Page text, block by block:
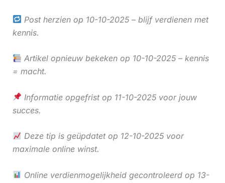
Post herzien op 10-10-2025 – blijf verdienen met
kennis.
Artikel opnieuw bekeken op 10-10-2025 – kennis
= macht.
Informatie opgefrist op 11-10-2025 voor jouw
succes.
Deze tip is geüpdatet op 12-10-2025 voor
maximale online winst.
Online verdienmogelijkheid gecontroleerd op 13-